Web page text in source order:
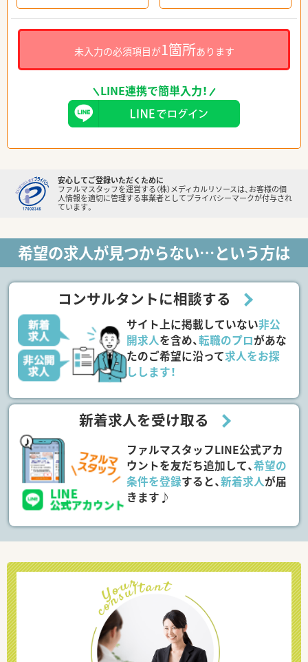
未入力の必須項目が1箇所あります
LINE連携で簡単入力！
安心してご登録いただくために
ファルマスタッフを運営する（株）メディカルリソースは、お客様の個
人情報を適切に管理する事業者としてプライバシーマークが付与され
ています。
希望の求人が見つからない…という方は
コンサルタントに相談する
サイト上に掲載していない非公
開求人を含め、転職のプロがあな
たのご希望に沿って求人をお探
しします！
新着求人を受け取る
ファルマスタッフLINE公式アカ
ウントを友だち追加して、希望の
条件を登録すると、新着求人が届
きます♪